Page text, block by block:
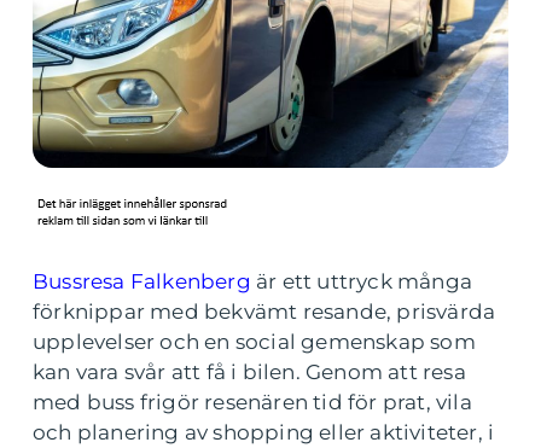
Bussresa Falkenberg är ett uttryck många
förknippar med bekvämt resande, prisvärda
upplevelser och en social gemenskap som
kan vara svår att få i bilen. Genom att resa
med buss frigör resenären tid för prat, vila
och planering av shopping eller aktiviteter, i